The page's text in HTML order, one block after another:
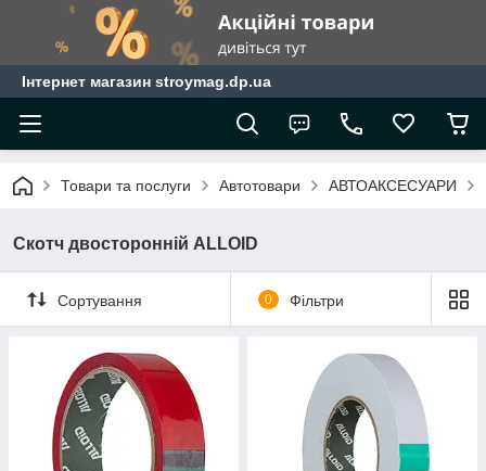
Інтернет магазин stroymag.dp.ua
Товари та послуги Автотовари АВТОАКСЕСУАРИ
Скотч двосторонній ALLOID
Сортування 0 Фільтри